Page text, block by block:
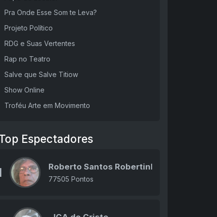
Pra Onde Esse Som te Leva?
Projeto Político
RDG e Suas Vertentes
Rap no Teatro
Salve que Salve Titiow
Show Online
Troféu Arte em Movimento
Espectadores
Roberto Santos Robertinho
77505 Pontos